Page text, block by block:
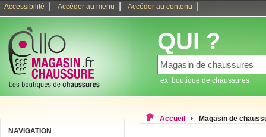
Accessibilité Accéder au menu Accéder au contenu
QUI ?
ex: boutique de chaussures
NAVIGATION
Accueil Magasin de